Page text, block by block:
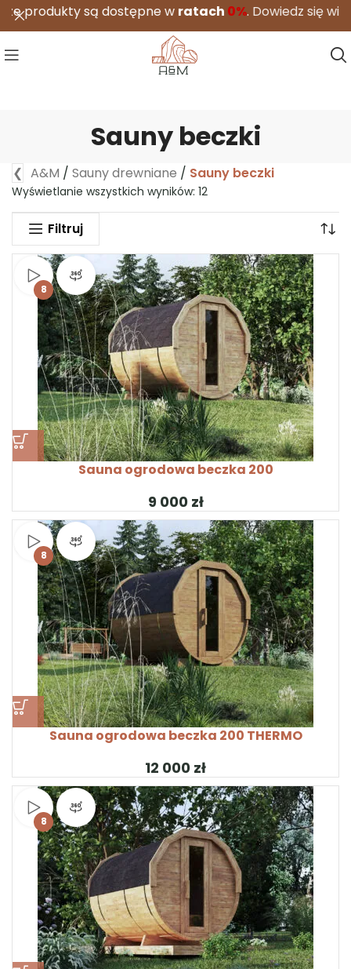
Sauny beczki
❮ A&M / Sauny drewniane / Sauny beczki
Wyświetlanie wszystkich wyników: 12
Filtruj
Obejrzyj wideo
8
Widok produktu 360°
Sauna ogrodowa beczka 200
zł
Obejrzyj wideo
8
Widok produktu 360°
Sauna ogrodowa beczka 200 THERMO
zł
Obejrzyj wideo
8
Widok produktu 360°
są dostępne wratach 0%.Dowiedz się więcej